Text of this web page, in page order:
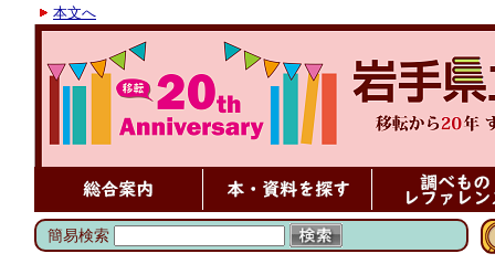
本文へ
簡易検索